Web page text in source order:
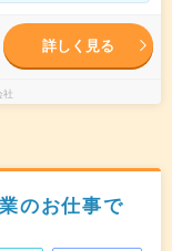
詳しく見る
のお仕事で